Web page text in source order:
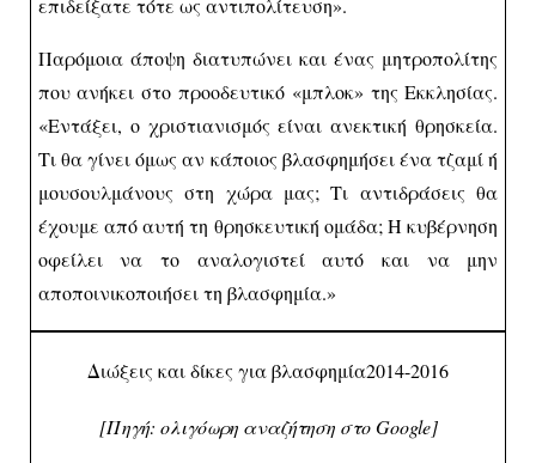
επιδείξατε τότε ως αντιπολίτευση».
Παρόμοια άποψη διατυπώνει και ένας μητροπολίτης
που ανήκει στο προοδευτικό «μπλοκ» της Εκκλησίας.
«Εντάξει, ο χριστιανισμός είναι ανεκτική θρησκεία.
Τι θα γίνει όμως αν κάποιος βλασφημήσει ένα τζαμί ή
μουσουλμάνους στη χώρα μας; Τι αντιδράσεις θα
έχουμε από αυτή τη θρησκευτική ομάδα; Η κυβέρνηση
οφείλει να το αναλογιστεί αυτό και να μην
αποποινικοποιήσει τη βλασφημία.»
Διώξεις και δίκες για βλασφημία2014-2016
[Πηγή: ολιγόωρη αναζήτηση στοGoogle]